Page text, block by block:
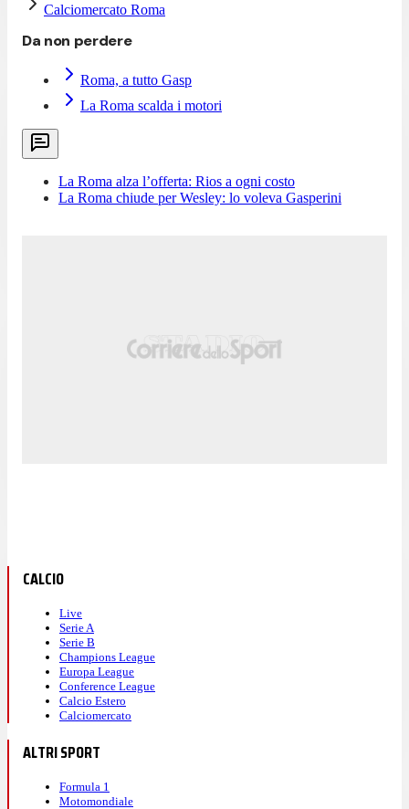
Calciomercato Roma
Da non perdere
Roma, a tutto Gasp
La Roma scalda i motori
La Roma alza l’offerta: Rios a ogni costo
La Roma chiude per Wesley: lo voleva Gasperini
CALCIO
Live
Serie A
Serie B
Champions League
Europa League
Conference League
Calcio Estero
Calciomercato
ALTRI SPORT
Formula 1
Motomondiale